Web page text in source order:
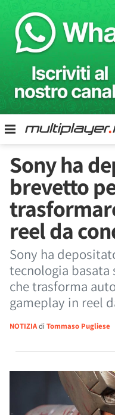
Sony ha
brevetto
reel da
Sony ha
tecnologia
che trasforma
gameplay in reel
NOTIZIAdi Tommaso Pugliese